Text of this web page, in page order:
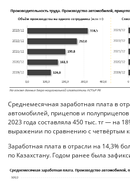
Среднемесячная заработная плата в
автомобилей, прицепов и полуприцепов
2023 года составляла 450 тыс. тг — на
выражении по сравнению с четвёртым
Заработная плата в отрасли на 14,3%
по Казахстану. Годом ранее была